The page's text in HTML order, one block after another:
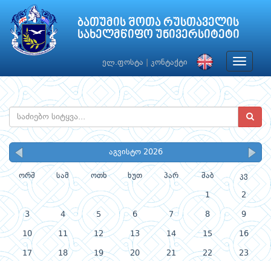
ბათუმის შოთა რუსთაველის
სახელმწიფო უნივერსიტეტი
ელ.ფოსტა კონტაქტი
Toggle
აგვისტო 2026
ორშ სამ ოთხ ხუთ პარ შაბ კვ
1 2
3 4 5 6 7 8 9
10 11 12 13 14 15 16
17 18 19 20 21 22 23